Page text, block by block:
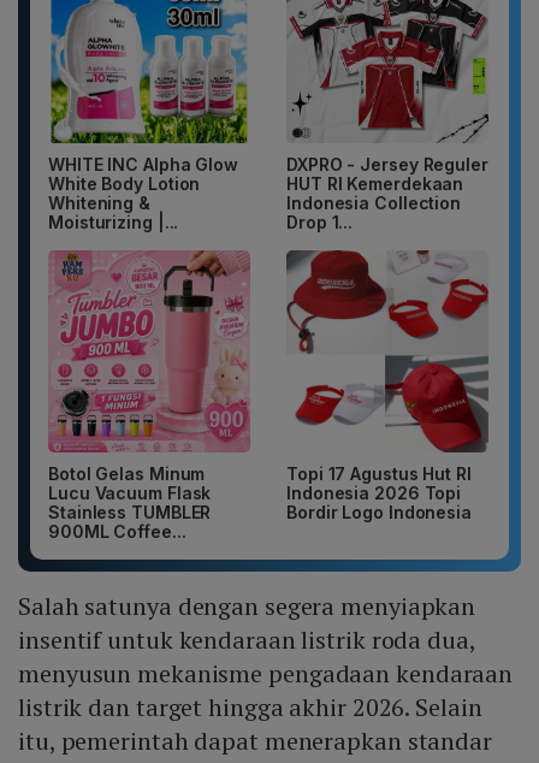
WHITE INC Alpha Glow
White Body Lotion
Whitening &
Moisturizing |...
DXPRO - Jersey Reguler
HUT RI Kemerdekaan
Indonesia Collection
Drop 1...
Botol Gelas Minum
Lucu Vacuum Flask
Stainless TUMBLER
900ML Coffee...
Topi 17 Agustus Hut RI
Indonesia 2026 Topi
Bordir Logo Indonesia
Salah satunya dengan segera menyiapkan
insentif untuk kendaraan listrik roda dua,
menyusun mekanisme pengadaan kendaraan
listrik dan target hingga akhir 2026. Selain
itu, pemerintah dapat menerapkan standar